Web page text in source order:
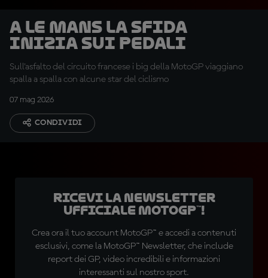
A Le Mans la sfida
inizia sui pedali
Sull'asfalto del circuito francese i big della MotoGP viaggiano
spalla a spalla con alcune star del ciclismo
07 mag 2026
CONDIVIDI
Ricevi la newsletter
ufficiale MotoGP™!
Crea ora il tuo account MotoGP™ e accedi a contenuti
esclusivi, come la MotoGP™ Newsletter, che include
report dei GP, video incredibili e informazioni
interessanti sul nostro sport.